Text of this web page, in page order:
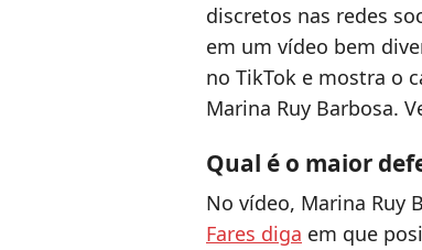
discretos nas redes
em um vídeo bem
no TikTok e mostra o
Marina Ruy Barbosa.
Qual é o maior
No vídeo, Marina Ruy
Fares diga em que